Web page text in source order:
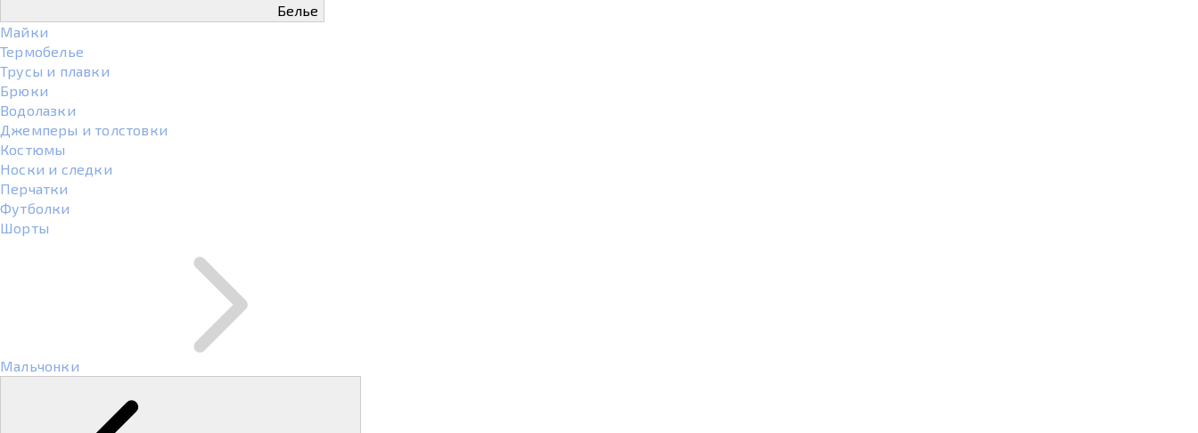
Белье
Майки
Термобелье
Трусы и плавки
Брюки
Водолазки
Джемперы и толстовки
Костюмы
Носки и следки
Перчатки
Футболки
Шорты
Мальчонки